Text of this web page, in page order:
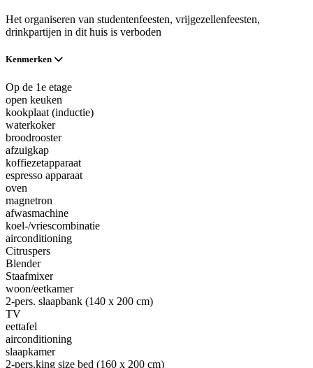
Het organiseren van studentenfeesten, vrijgezellenfeesten,
drinkpartijen in dit huis is verboden
Kenmerken
Op de 1e etage
open keuken
kookplaat (inductie)
waterkoker
broodrooster
afzuigkap
koffiezetapparaat
espresso apparaat
oven
magnetron
afwasmachine
koel-/vriescombinatie
airconditioning
Citruspers
Blender
Staafmixer
woon/eetkamer
2-pers. slaapbank (140 x 200 cm)
TV
eettafel
airconditioning
slaapkamer
2-pers.king size bed (160 x 200 cm)